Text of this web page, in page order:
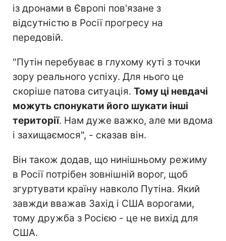
із дронами в Європі пов'язане з
відсутністю в Росії прогресу на
передовій.
"Путін перебуває в глухому куті з точки
зору реального успіху. Для нього це
скоріше патова ситуація. Тому ці невдачі
можуть спонукати його шукати інші
території. Нам дуже важко, але ми вдома
і захищаємося", - сказав він.
Він також додав, що нинішньому режиму
в Росії потрібен зовнішній ворог, щоб
згуртувати країну навколо Путіна. Який
завжди вважав Захід і США ворогами,
тому дружба з Росією - це не вихід для
США.